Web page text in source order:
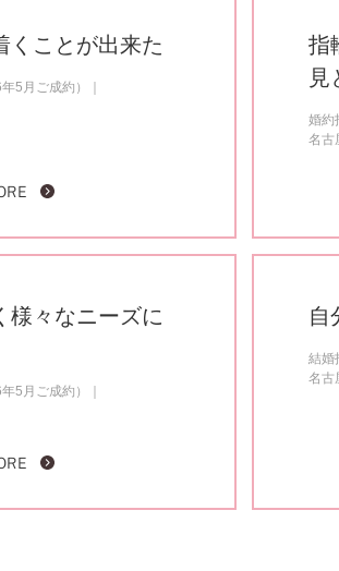
くことが出来た
5月ご成約）
指
見
婚約
名古
様々なニーズに
5月ご成約）
自
結婚
名古